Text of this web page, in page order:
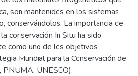
son mantenidos en los sistemas
conservándolos. La importancia de
conservación In Situ ha sido
como uno de los objetivos
Mundial para la Conservación de
PNUMA, UNESCO).